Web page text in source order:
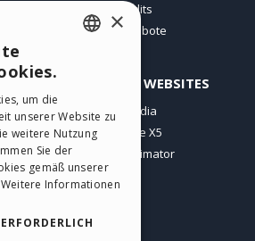
Credits
Angebote
ANDERE WEBSITES
Incomedia
WebSite X5
WebAnimator
GERMAN
SPANISH
PORTUGUESE
×
um die
unserer Website zu
weitere Nutzung
Sie der
gemäß unserer
Weitere Informationen